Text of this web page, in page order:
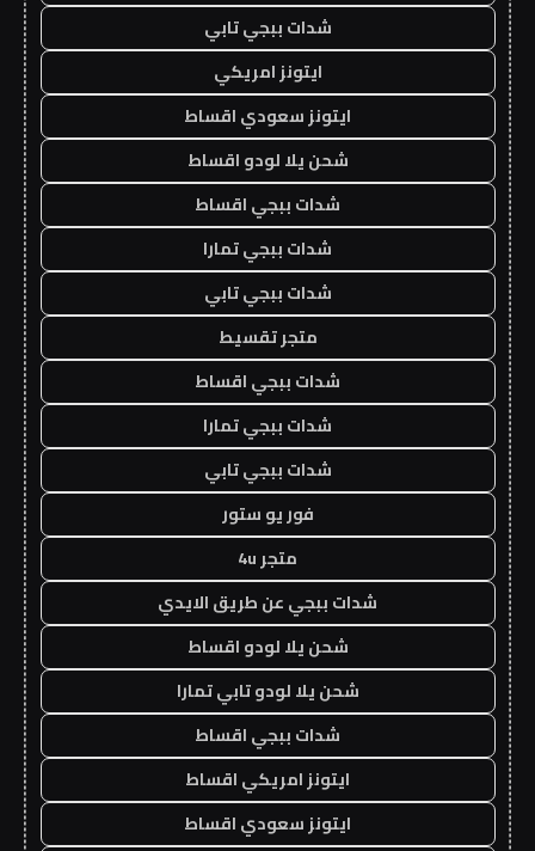
شدات ببجي تابي
ايتونز امريكي
ايتونز سعودي اقساط
شحن يلا لودو اقساط
شدات ببجي اقساط
شدات ببجي تمارا
شدات ببجي تابي
متجر تقسيط
شدات ببجي اقساط
شدات ببجي تمارا
شدات ببجي تابي
فور يو ستور
متجر 4u
شدات ببجي عن طريق الايدي
شحن يلا لودو اقساط
شحن يلا لودو تابي تمارا
شدات ببجي اقساط
ايتونز امريكي اقساط
ايتونز سعودي اقساط